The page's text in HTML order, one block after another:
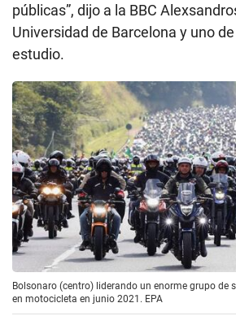
públicas”, dijo a la BBC
Universidad de Barcelona y uno
estudio.
Bolsonaro (centro) liderando un enorme grupo de
en motocicleta en junio 2021. EPA